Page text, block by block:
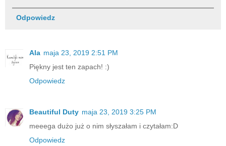
Odpowiedz
Ala maja 23, 2019 2:51 PM
Piękny jest ten zapach! :)
Odpowiedz
Beautiful Duty maja 23, 2019 3:25 PM
meeega dużo już o nim słyszałam i czytałam:D
Odpowiedz